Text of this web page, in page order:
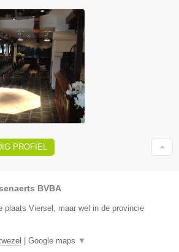
PROFIEL
BVBA
plaats Viersel, maar wel in de provincie
Google maps ▼